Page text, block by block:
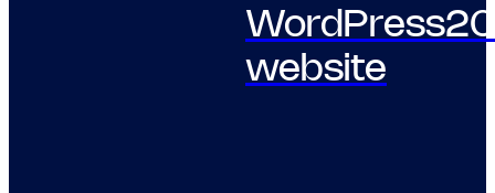
WordPress
website